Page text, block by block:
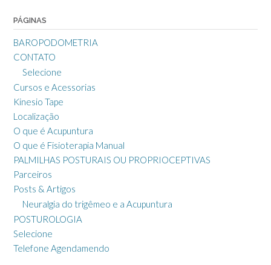
PÁGINAS
BAROPODOMETRIA
CONTATO
Selecione
Cursos e Acessorias
Kinesio Tape
Localização
O que é Acupuntura
O que é Fisioterapia Manual
PALMILHAS POSTURAIS OU PROPRIOCEPTIVAS
Parceiros
Posts & Artigos
Neuralgia do trigêmeo e a Acupuntura
POSTUROLOGIA
Selecione
Telefone Agendamendo